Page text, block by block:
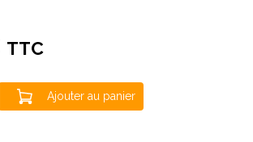
TTC
Ajouter au panier